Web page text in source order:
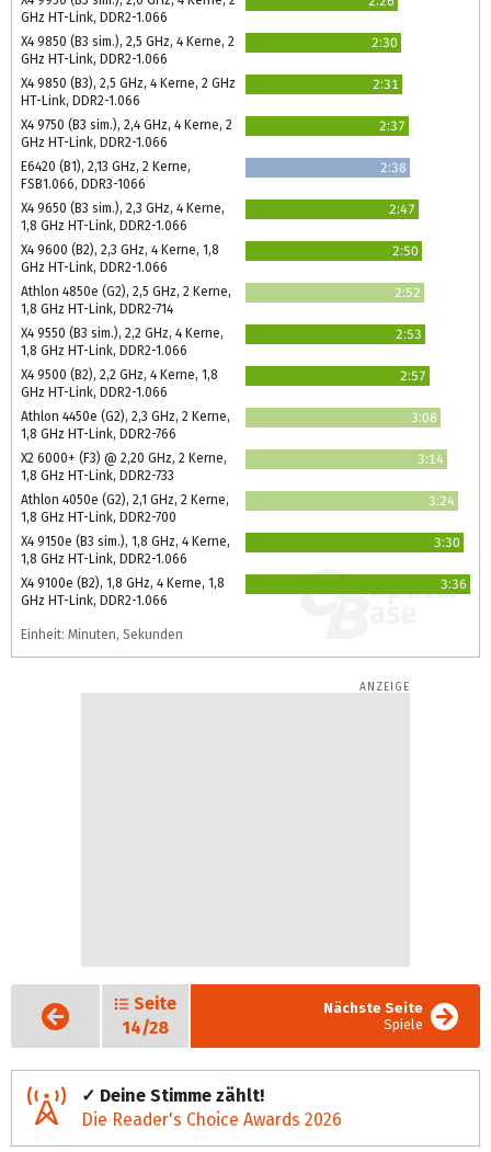
GHz HT-Link, DDR2-1.066
X4 9850 (B3 sim.), 2,5 GHz, 4 Kerne, 2
GHz HT-Link, DDR2-1.066
2:30
X4 9850 (B3), 2,5 GHz, 4 Kerne, 2 GHz
HT-Link, DDR2-1.066
2:31
X4 9750 (B3 sim.), 2,4 GHz, 4 Kerne, 2
GHz HT-Link, DDR2-1.066
2:37
E6420 (B1), 2,13 GHz, 2 Kerne,
FSB1.066, DDR3-1066
2:38
X4 9650 (B3 sim.), 2,3 GHz, 4 Kerne,
1,8 GHz HT-Link, DDR2-1.066
2:47
X4 9600 (B2), 2,3 GHz, 4 Kerne, 1,8
GHz HT-Link, DDR2-1.066
2:50
Athlon 4850e (G2), 2,5 GHz, 2 Kerne,
1,8 GHz HT-Link, DDR2-714
2:52
X4 9550 (B3 sim.), 2,2 GHz, 4 Kerne,
1,8 GHz HT-Link, DDR2-1.066
2:53
X4 9500 (B2), 2,2 GHz, 4 Kerne, 1,8
GHz HT-Link, DDR2-1.066
2:57
Athlon 4450e (G2), 2,3 GHz, 2 Kerne,
1,8 GHz HT-Link, DDR2-766
3:08
X2 6000+ (F3) @ 2,20 GHz, 2 Kerne,
1,8 GHz HT-Link, DDR2-733
3:14
Athlon 4050e (G2), 2,1 GHz, 2 Kerne,
1,8 GHz HT-Link, DDR2-700
3:24
X4 9150e (B3 sim.), 1,8 GHz, 4 Kerne,
1,8 GHz HT-Link, DDR2-1.066
3:30
X4 9100e (B2), 1,8 GHz, 4 Kerne, 1,8
GHz HT-Link, DDR2-1.066
3:36
Einheit: Minuten, Sekunden
Vorige
Seite
Seite
14/28
Nächste Seite
Spiele
✓ Deine Stimme zählt!
Die Reader's Choice Awards 2026